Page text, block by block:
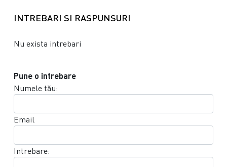
INTREBARI SI RASPUNSURI
Nu exista intrebari
Pune o intrebare
Numele tău:
Email
Intrebare: